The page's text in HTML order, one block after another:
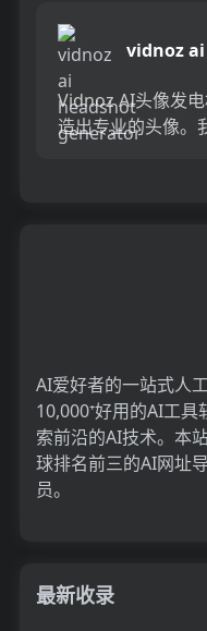
vidnoz
Vidnoz AI头像发
造出专业的头像。
AI爱好者的一站式人
10,000⁺好用的AI工
索前沿的AI技术。本
球排名前三的AI网址
员。
最新收录